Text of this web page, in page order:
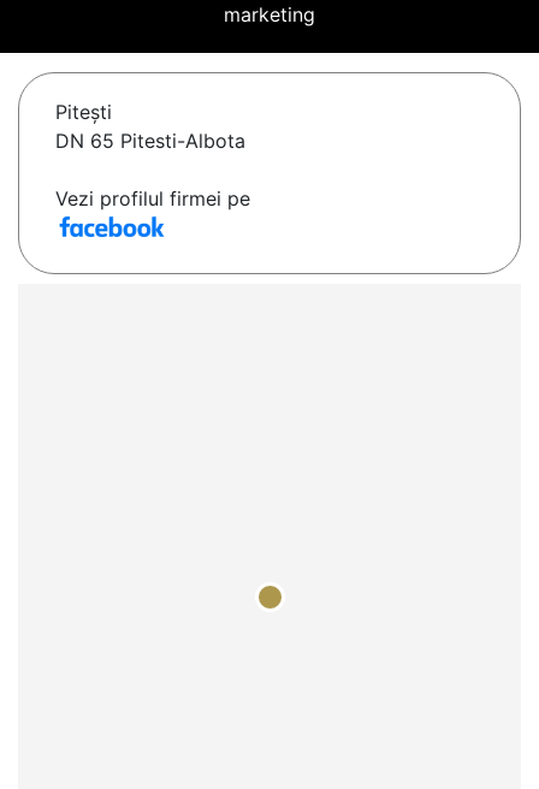
marketing
Piteşti
DN 65 Pitesti-Albota
Vezi profilul firmei pe